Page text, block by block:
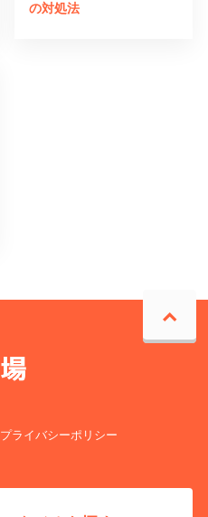
の対処法
プライバシーポリシー